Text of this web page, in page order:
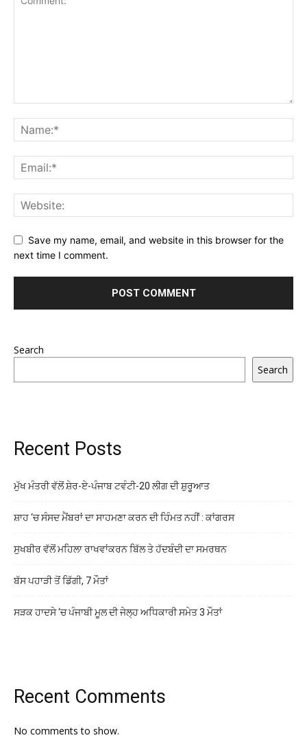
Save my name, email, and website in this browser for the
next time I comment.
Search
Search
Recent Posts
ਮੁੱਖ ਮੰਤਰੀ ਵੱਲੋਂ ਸ਼ੇਰ-ਏ-ਪੰਜਾਬ ਟਵੰਟੀ-20 ਲੀਗ ਦੀ ਸ਼ੁਰੂਆਤ
ਸ਼ਾਹ ‘ਚ ਸੰਸਦ ਮੈਂਬਰਾਂ ਦਾ ਸਾਹਮਣਾ ਕਰਨ ਦੀ ਹਿੰਮਤ ਨਹੀਂ : ਕਾਂਗਰਸ
ਸੁਖਬੀਰ ਵੱਲੋਂ ਮਹਿਲਾ ਰਾਖਵਾਂਕਰਨ ਬਿੱਲ ਤੇ ਹੱਦਬੰਦੀ ਦਾ ਸਮਰਥਨ
ਬੱਸ ਪਹਾੜੀ ਤੋਂ ਡਿੱਗੀ, 7 ਮੌਤਾਂ
ਸੜਕ ਹਾਦਸੇ ‘ਚ ਪੰਜਾਬੀ ਮੂਲ ਦੀ ਜੇਲ੍ਹ ਅਧਿਕਾਰੀ ਸਮੇਤ 3 ਮੌਤਾਂ
Recent Comments
No comments to show.